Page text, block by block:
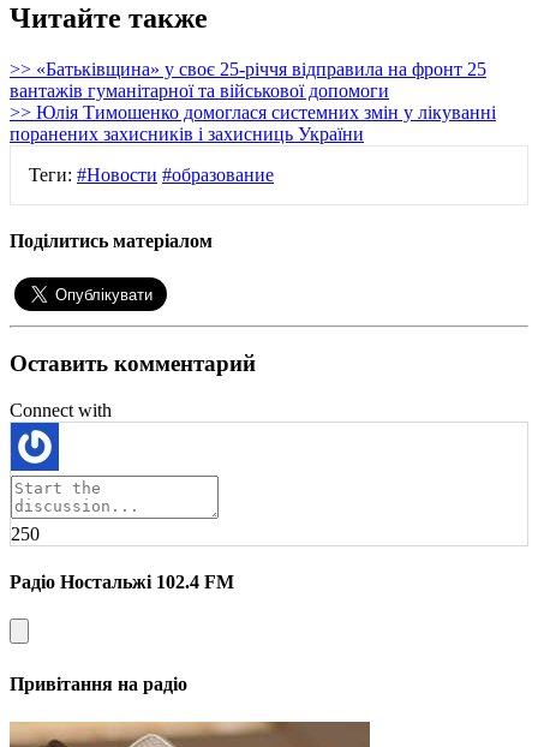
Читайте также
>> «Батьківщина» у своє 25-річчя відправила на фронт 25
вантажів гуманітарної та військової допомоги
>> Юлія Тимошенко домоглася системних змін у лікуванні
поранених захисників і захисниць України
Теги: #Новости #образование
Поділитись матеріалом
Оставить комментарий
Connect with
250
Радіо Ностальжі 102.4 FM
Привітання на радіо